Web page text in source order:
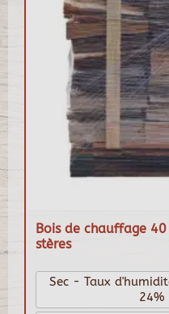
Bois de chauffage
stères
Sec - Taux
24%